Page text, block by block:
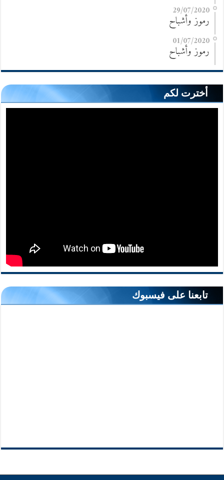
29/07/2020
رموز وأشباح
01/07/2020
رموز وأشباح
أخترت لكم
تابعنا على فيسبوك